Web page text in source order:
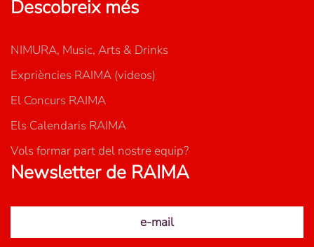
Descobreix més
NIMURA, Music, Arts & Drinks
Expriències RAIMA (videos)
El Concurs RAIMA
Els Calendaris RAIMA
Vols formar part del nostre equip?
Newsletter de RAIMA
e-mail